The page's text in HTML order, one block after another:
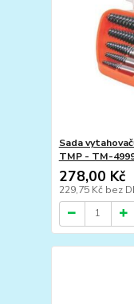
Sada
TMP - TM-
278,00 Kč
229,75 Kč bez